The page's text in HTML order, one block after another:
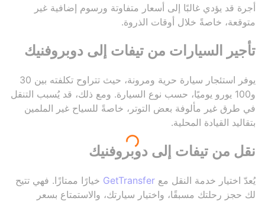
أجرة قد يؤدي غالبًا إلى أسعار متفاوتة ورسوم إضافية غير
متوقعة، خاصةً خلال أوقات الذروة.
تأجير السيارات من تيفات إلى دوبروفنيك
يوفر استئجار سيارة حرية ومرونة، حيث تتراوح تكلفته بين 30
و100 يورو يوميًا، حسب نوع السيارة. ومع ذلك، قد يُسبب التنقل
في طرق غير مألوفة بعض التوتر، خاصةً للسياح غير الملمين
بتقاليد القيادة المحلية.
نقل من تيفات إلى دوبروفنيك
يُعدّ اختيار خدمة النقل مع GetTransfer خيارًا ممتازًا. فهي تتيح
لك حجز رحلتك مسبقًا، واختيار سيارتك، والاستمتاع بسعر